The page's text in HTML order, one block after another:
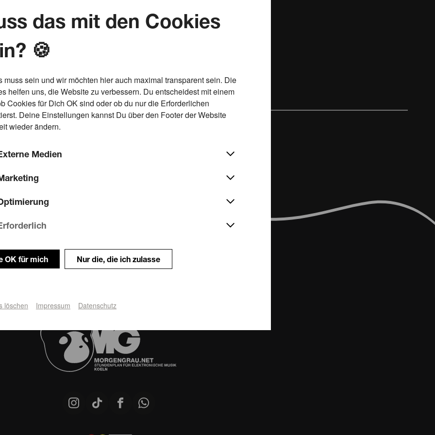
das mit den Cookies
🍪
muss sein und wir möchten hier auch maximal transparent sein. Die
helfen uns, die Website zu verbessern. Du entscheidest mit einem
Cookies für Dich OK sind oder ob du nur die Erforderlichen
Deine Einstellungen kannst Du über den Footer der Website
wieder ändern.
Medien
OK für mich Nur die, die ich zulasse
löschen Impressum Datenschutz